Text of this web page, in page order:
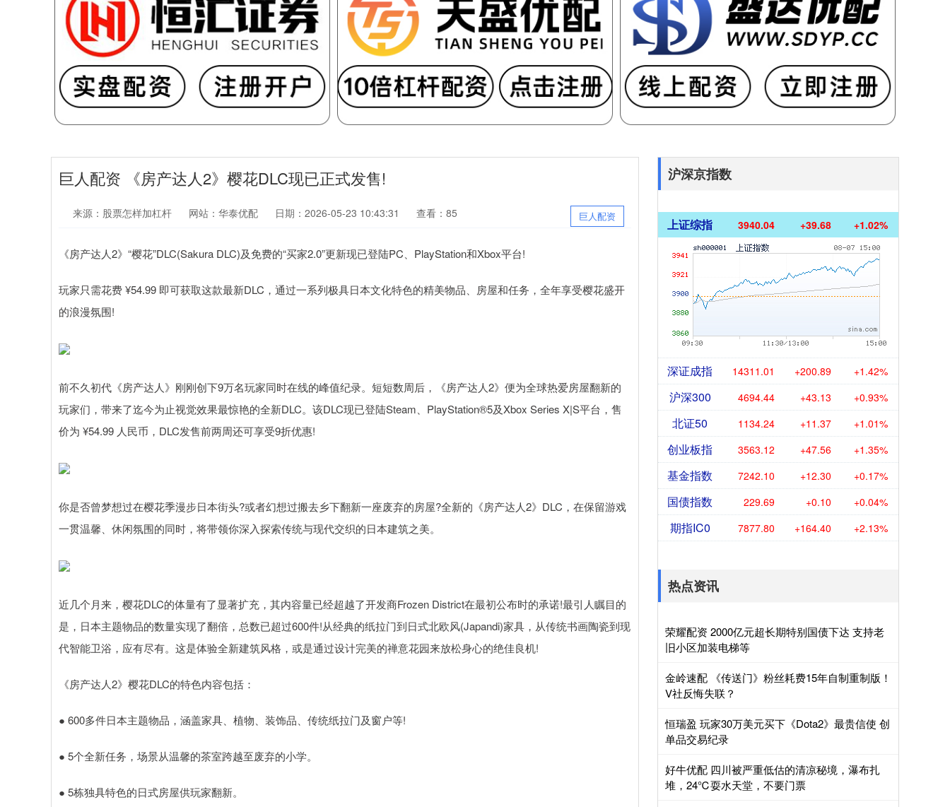
巨人配资 《房产达人2》樱花DLC现已正式发售!
巨人配资
来源：股票怎样加杠杆 网站：华泰优配 日期：2026-05-23 10:43:31 查看：85
《房产达人2》“樱花”DLC(Sakura DLC)及免费的“买家2.0”更新现已登陆PC、PlayStation和Xbox平台!
玩家只需花费 ¥54.99 即可获取这款最新DLC，通过一系列极具日本文化特色的精美物品、房屋和任务，全年享受樱花盛开
的浪漫氛围!
前不久初代《房产达人》刚刚创下9万名玩家同时在线的峰值纪录。短短数周后，《房产达人2》便为全球热爱房屋翻新的
玩家们，带来了迄今为止视觉效果最惊艳的全新DLC。该DLC现已登陆Steam、PlayStation®5及Xbox Series X|S平台，售
价为 ¥54.99 人民币，DLC发售前两周还可享受9折优惠!
你是否曾梦想过在樱花季漫步日本街头?或者幻想过搬去乡下翻新一座废弃的房屋?全新的《房产达人2》DLC，在保留游戏
一贯温馨、休闲氛围的同时，将带领你深入探索传统与现代交织的日本建筑之美。
近几个月来，樱花DLC的体量有了显著扩充，其内容量已经超越了开发商Frozen District在最初公布时的承诺!最引人瞩目的
是，日本主题物品的数量实现了翻倍，总数已超过600件!从经典的纸拉门到日式北欧风(Japandi)家具，从传统书画陶瓷到现
代智能卫浴，应有尽有。这是体验全新建筑风格，或是通过设计完美的禅意花园来放松身心的绝佳良机!
《房产达人2》樱花DLC的特色内容包括：
● 600多件日本主题物品，涵盖家具、植物、装饰品、传统纸拉门及窗户等!
● 5个全新任务，场景从温馨的茶室跨越至废弃的小学。
● 5栋独具特色的日式房屋供玩家翻新。
沪深京指数
上证综指 3940.04 +39.68 +1.02%
深证成指 14311.01 +200.89 +1.42%
沪深300 4694.44 +43.13 +0.93%
北证50 1134.24 +11.37 +1.01%
创业板指 3563.12 +47.56 +1.35%
基金指数 7242.10 +12.30 +0.17%
国债指数 229.69 +0.10 +0.04%
期指IC0 7877.80 +164.40 +2.13%
热点资讯
荣耀配资 2000亿元超长期特别国债下达 支持老
旧小区加装电梯等
金岭速配 《传送门》粉丝耗费15年自制重制版！
V社反悔失联？
恒瑞盈 玩家30万美元买下《Dota2》最贵信使 创
单品交易纪录
好牛优配 四川被严重低估的清凉秘境，瀑布扎
堆，24℃耍水天堂，不要门票